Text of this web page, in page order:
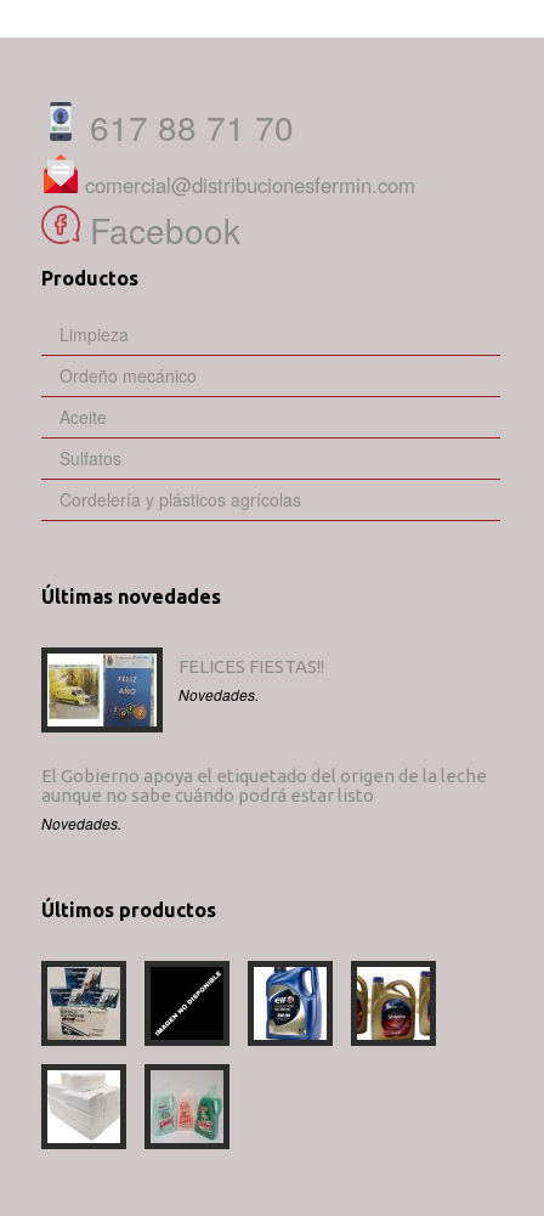
617 88 71 70
comercial@distribucionesfermin.com
Facebook
Productos
Limpieza
Ordeño mecánico
Aceite
Sulfatos
Cordelería y plásticos agrícolas
Últimas novedades
FELICES FIESTAS!!
Novedades.
El Gobierno apoya el etiquetado del origen de la leche
aunque no sabe cuándo podrá estar listo
Novedades.
Últimos productos